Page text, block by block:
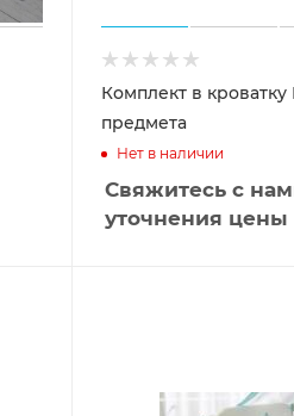
Комплект в
предмета
Нет в наличии
Свяжитесь с
уточнения цены